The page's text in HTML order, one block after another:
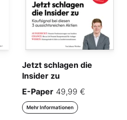
Jetzt schlagen die
Insider zu
E-Paper 49,99 €
Mehr Informationen